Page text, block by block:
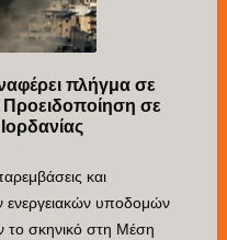
πλήγμα σε
σε
και
ενεργειακών υποδομών
το σκηνικό στη Μέση